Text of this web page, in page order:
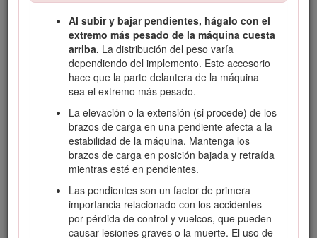
Al subir y bajar pendientes, hágalo con el
extremo más pesado de la máquina cuesta
arriba. La distribución del peso varía
dependiendo del implemento. Este accesorio
hace que la parte delantera de la máquina
sea el extremo más pesado.
La elevación o la extensión (si procede) de los
brazos de carga en una pendiente afecta a la
estabilidad de la máquina. Mantenga los
brazos de carga en posición bajada y retraída
mientras esté en pendientes.
Las pendientes son un factor de primera
importancia relacionado con los accidentes
por pérdida de control y vuelcos, que pueden
causar lesiones graves o la muerte. El uso de
Este manual utiliza 2 palabras para resaltar información.
Importantellama la atención sobre información mecánica
especial, yNotaresalta información general que merece
una atención especial.
Este producto cumple todas las directivas europeas
aplicables. Para obtener más detalles, consulte la
Declaración de Incorporación (DOI) al final de esta
publicación.
Advertencia
Advertencia de la Propuesta 65
El uso de este producto puede provocar la exposición a